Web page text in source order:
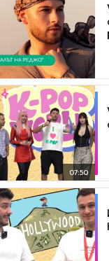
07:50